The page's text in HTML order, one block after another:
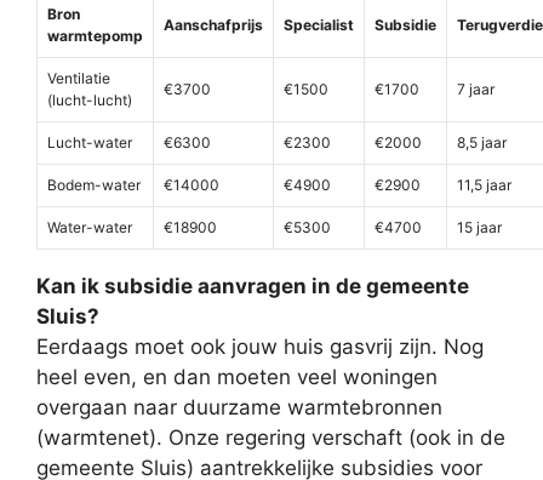
Bron
warmtepomp
Aanschafprijs Specialist Subsidie
Ventilatie
(lucht-lucht)
€3700 €1500 €1700 7 jaar
Lucht-water €6300 €2300 €2000 8,5 jaar
Bodem-water €14000 €4900 €2900 11,5 jaar
Water-water €18900 €5300 €4700 15 jaar
Kan ik subsidie aanvragen in de gemeente
Sluis?
Eerdaags moet ook jouw huis gasvrij zijn. Nog
heel even, en dan moeten veel woningen
overgaan naar duurzame warmtebronnen
(warmtenet). Onze regering verschaft (ook in de
gemeente Sluis) aantrekkelijke subsidies voor